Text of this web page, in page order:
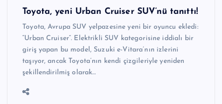
Toyota, yeni Urban Cruiser SUV’nü tanıttı!
Toyota, Avrupa SUV yelpazesine yeni bir oyuncu ekledi:
“Urban Cruiser”. Elektrikli SUV kategorisine iddialı bir
giriş yapan bu model, Suzuki e-Vitara’nın izlerini
taşıyor, ancak Toyota’nın kendi çizgileriyle yeniden
şekillendirilmiş olarak…